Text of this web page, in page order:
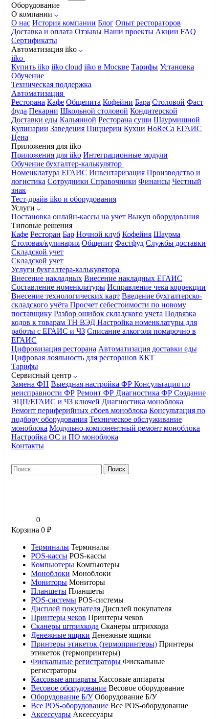
Оборудование
О компании
О нас История компании Блог Опыт рестораторов
Доставка и оплата Отзывы Наши проекты Акции FAQ
Сертификаты
Автоматизация iiko
iiko
Купить iiko iiko cloud iiko в Москве Тарифы Установка
Обучение
Техническая поддержка
Автоматизация
Ресторана Кафе Общепита Кофейни Бара Столовой Фаст
фуда Пекарни Школьной столовой Кондитерской
Доставки еды Кальянной Ресторана суши Шаурмишной
Кулинарии Заведения Пиццерии Кухни HoReCa ЕГАИС
Цена
Приложения для iiko
Приложения для iiko Интеграционные модули
Обучение бухгалтер-калькулятор
Номенклатура ЕГАИС Инвентаризация Производство и
логистика Сотрудники Справочники Финансы Честный
знак
Тест-драйв iiko и оборудования
Услуги
Постановка онлайн-кассы на учет Выкуп оборудования
Типовые решения
Кафе Ресторан Бар Ночной клуб Кофейня Шаурма
Столовая/кулинария Общепит Фастфуд Службы доставки
Складской учет
Складской учет
Услуги бухгалтера-калькулятора
Внесение накладных Внесение накладных ЕГАИС
Составление номенклатуры Исправление чека коррекции
Внесение технологических карт Введение бухгалтерско-
складского учёта Просчет себестоимости по новому
поставщику Разбор ошибок складского учета Подвязка
кодов к товарам ТН ВЭД Настройка номенклатуры для
работы с ЕГАИС и ЧЗ Списание алкоголя помарочно в
ЕГАИС
Цифровизация ресторана Автоматизация доставки еды
Цифровая лояльность для ресторанов ККТ
Тарифы
Сервисный центр
Замена ФН Выездная настройка ФР Консультация по
неисправности ФР Ремонт ФР Диагностика ФР Создание
ЭЦП/ЕГАИС и ЧЗ ключей Диагностика моноблока
Ремонт периферийных сбоев моноблока Консультация по
подбору оборудования Техническое обслуживание
моноблока Модульно-компонентный ремонт моноблока
Настройка ОС и ПО моноблока
Контакты
Найти:
0
Корзина 0 ₽
Терминалы Терминалы
POS-кассы POS-кассы
Компьютеры Компьютеры
Моноблоки Моноблоки
Мониторы Мониторы
Планшеты Планшеты
POS-системы POS-системы
Дисплей покупателя Дисплей покупателя
Принтеры чеков Принтеры чеков
Сканеры штрихкода Сканеры штрихкода
Денежные ящики Денежные ящики
Принтеры этикеток (термопринтеры) Принтеры
этикеток (термопринтеры)
Фискальные регистраторы Фискальные
регистраторы
Кассовые аппараты Кассовые аппараты
Весовое оборудование Весовое оборудование
Оборудование Б/У Оборудование Б/У
Все POS-оборудование Все POS-оборудование
Аксессуары Аксессуары